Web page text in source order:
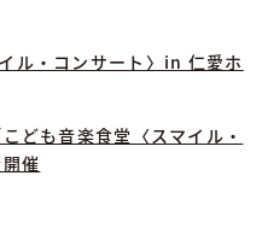
ル・コンサート〉in 仁愛ホ
ども音楽食堂〈スマイル・
催